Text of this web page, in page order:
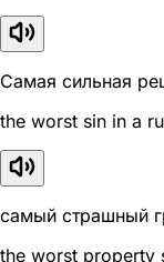
Самая сильная
the worst sin in a
самый страшный
the worst property